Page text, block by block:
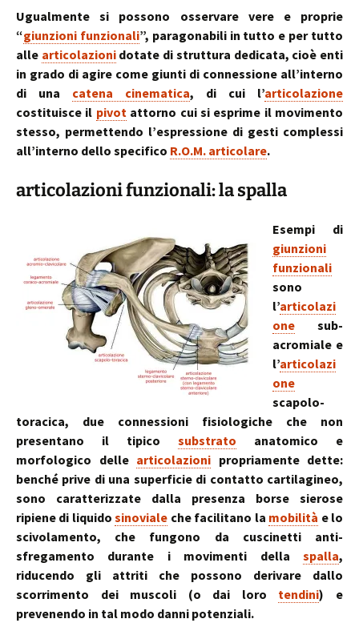
Ugualmente si possono osservare vere e proprie
“giunzioni funzionali”, paragonabili in tutto e per tutto
alle articolazionidotate di struttura dedicata, cioè enti
in grado di agire come giunti di connessione all’interno
di una catena cinematica, di cui l’articolazione
costituisce il pivotattorno cui si esprime il movimento
stesso, permettendo l’espressione di gesti complessi
all’interno dello specifico R.O.M. articolare.
articolazioni funzionali: la spalla
Esempi di
giunzioni
funzionali
sono
l’articolazi
one sub-
acromiale e
l’articolazi
one
scapolo-
toracica, due connessioni fisiologiche che non
presentano il tipico substrato anatomico e
morfologico delle articolazioni propriamente dette:
benché prive di una superficie di contatto cartilagineo,
sono caratterizzate dalla presenza borse sierose
ripiene di liquidosinoviale che facilitano la mobilità e lo
scivolamento, che fungono da cuscinetti anti-
sfregamento durante i movimenti della spalla,
riducendo gli attriti che possono derivare dallo
scorrimento dei muscoli (o dai loro tendini) e
prevenendo in tal modo danni potenziali.